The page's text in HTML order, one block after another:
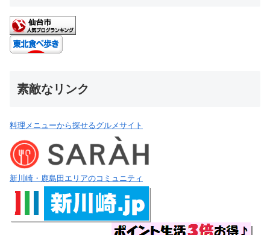
素敵なリンク
料理メニューから探せるグルメサイト
新川崎・鹿島田エリアのコミュニティ